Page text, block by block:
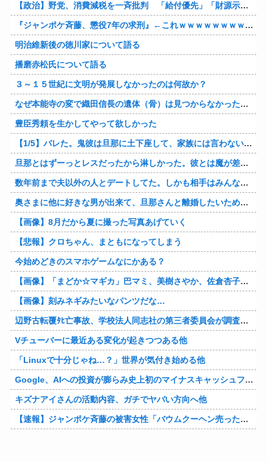
【政治】野党、消費減税を一斉批判 「給付優先」「財源示せ」
『ジャンポケ斉藤、懲役7年の求刑』←これｗｗｗｗｗｗｗｗｗｗｗｗｗｗｗｗｗｗ
明治維新後の徳川家について語る
播磨赤松氏について語る
３～１５世紀に文明が発展しなかったのは何故か？
なぜ本能寺の変で織田信長の遺体（骨）は見つからなかったのか
豊臣秀頼を生かしてやって欲しかった
【1/5】バレた。鬼彼は旦那に土下座して、家族には言わないで下さいって…。いつの間にか子供も出来ていたようで私はドン引きでした。→お前の旦那はお前にドン引きだよｗ
旦那とはずーっとレスだったから淋しかった。彼とは魔が差したというか恋に恋してしまって… 結婚してくれ！って言われたけど、それは彼が毎日色々したいだけ。やっと目が覚めた。
数年前まで夫以外の人とデートしてた。しかも相手はみんな夫の仕事関係の人。例えるなら夫はサッカーチームの管理栄養士、デート相手複数人は全員そのサッカーチーム選手みたいな。
奥さまに他に好きな男が出来て、旦那さんと離婚したいため旦那さんのＤＶをでっちあげて、まんまと周りを騙している話を聞いたのは、未来の鬼女たちだったｗ
【画像】8月だから夏に撮った写真あげていく
【悲報】クロちゃん、まともになってしまう
今始めどきのスマホゲームなにかある？
【画像】「まどか☆マギカ」巴マミ、美樹さやか、佐倉杏子エロすぎ放課後えんこーハメ撮りどぴゅどぴゅエチエチが最高すぎる❣
【画像】刻みネギみたいなパンツだな…
辺野古転覆ﾀﾋ亡事故、学校法人同志社の第三者委員会が調査報告書を公表 … 安全配慮義務違反や安全管理に関する検証を妨げた組織風土の存在を指摘
Vチューバーに最近ある変化が起きつつある他
「Linuxで十分じゃね…？」世界が気付き始める他
Google、AIへの投資が膨らみ史上初のマイナスキャッシュフローに陥る他
キズナアイさんの活動内容、ガチでヤバい方向へ他
【速報】ジャンポケ斉藤の被害女性「バウムクーヘン売ったりTikTokライブしててムカついたから示談しなかった」他